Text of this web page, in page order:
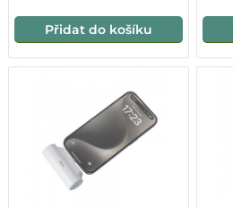
Přidat do košíku